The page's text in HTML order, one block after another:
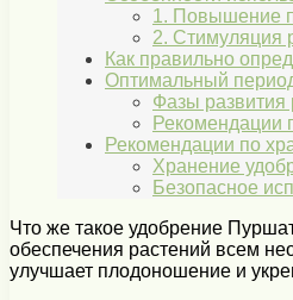
1. Повышение
2. Стимуляция
Как правильно
Оптимальный
Фазы развития
Рекомендации
Рекомендации по
Хранение
Безопасное
Что же такое удобрение
обеспечения растений всем
улучшает плодоношение и